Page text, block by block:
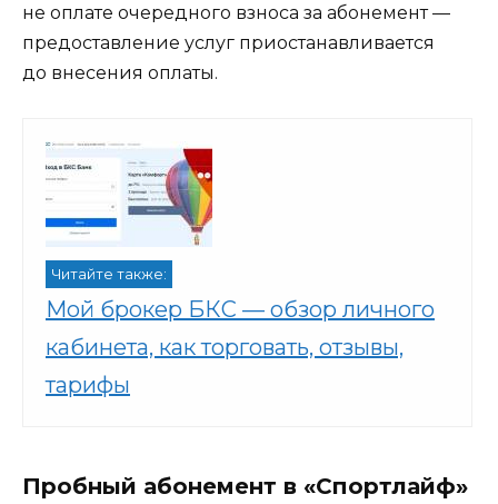
не оплате очередного взноса за абонемент —
предоставление услуг приостанавливается
до внесения оплаты.
Читайте также:
Мой брокер БКС — обзор личного
кабинета, как торговать, отзывы,
тарифы
Пробный абонемент в «Спортлайф»